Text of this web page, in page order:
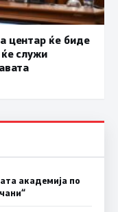
центар ќе биде
служи
академија по